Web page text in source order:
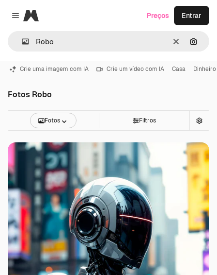
Close menu
Magnific
Limpar
Preços Entrar
Crie uma imagem com IA Crie um vídeo com IA Casa Dinheiro
Fotos Robo
Fotos Filtros